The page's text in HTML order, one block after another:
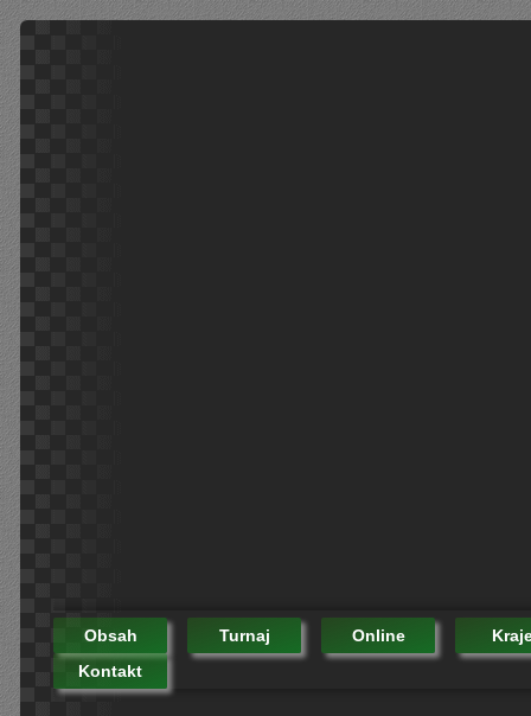
Obsah Turnaj Online
Kontakt